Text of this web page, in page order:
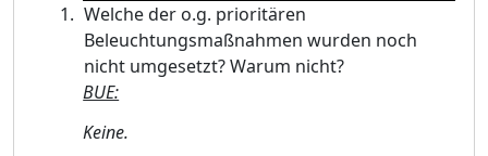
Welche der o.g. prioritären
Beleuchtungsmaßnahmen wurden noch
nicht umgesetzt? Warum nicht?
BUE:
Keine.